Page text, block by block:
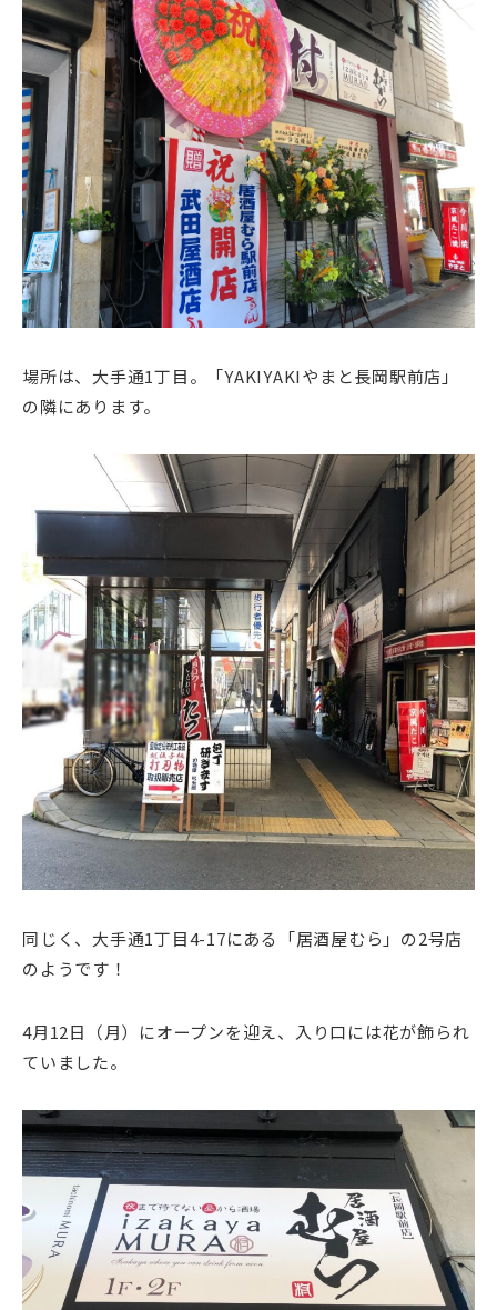
場所は、大手通1丁目。「YAKIYAKIやまと長岡駅前店」
の隣にあります。
同じく、大手通1丁目4-17にある「居酒屋むら」の2号店
のようです！
4月12日（月）にオープンを迎え、入り口には花が飾られ
ていました。